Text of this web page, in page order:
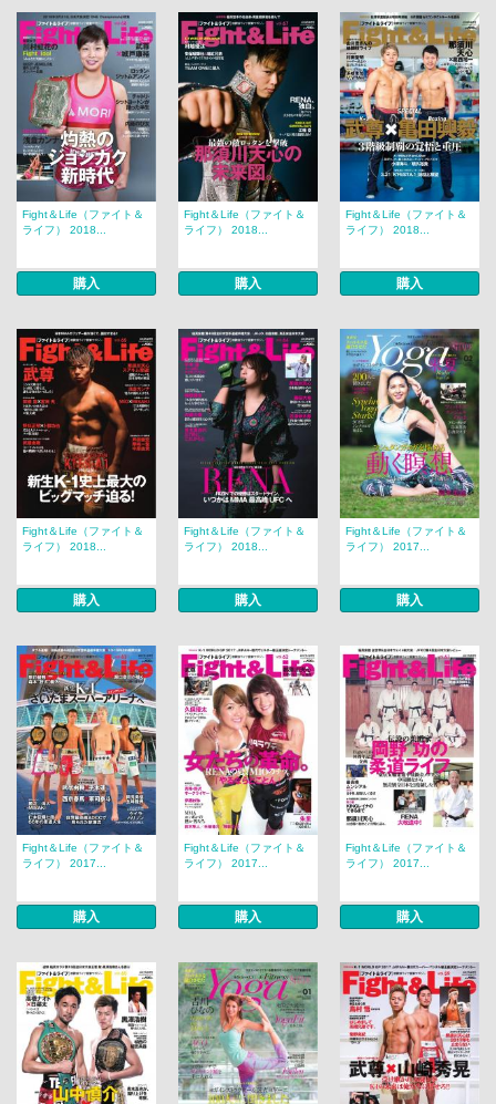
Fight＆Life（ファイト＆
ライフ） 2018...
購入
Fight＆Life（ファイト＆
ライフ） 2018...
購入
Fight＆Life（ファイト＆
ライフ） 2018...
購入
Fight＆Life（ファイト＆
ライフ） 2018...
購入
Fight＆Life（ファイト＆
ライフ） 2018...
購入
Fight＆Life（ファイト＆
ライフ） 2017...
購入
Fight＆Life（ファイト＆
ライフ） 2017...
購入
Fight＆Life（ファイト＆
ライフ） 2017...
購入
Fight＆Life（ファイト＆
ライフ） 2017...
購入